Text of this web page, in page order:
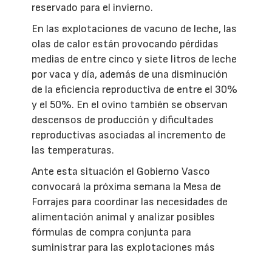
reservado para el invierno.
En las explotaciones de vacuno de leche, las
olas de calor están provocando pérdidas
medias de entre cinco y siete litros de leche
por vaca y día, además de una disminución
de la eficiencia reproductiva de entre el 30%
y el 50%. En el ovino también se observan
descensos de producción y dificultades
reproductivas asociadas al incremento de
las temperaturas.
Ante esta situación el Gobierno Vasco
convocará la próxima semana la Mesa de
Forrajes para coordinar las necesidades de
alimentación animal y analizar posibles
fórmulas de compra conjunta para
suministrar para las explotaciones más